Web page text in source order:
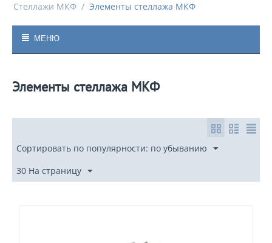
Стеллажи МКФ / Элементы стеллажа МКФ
МЕНЮ
Элементы стеллажа МКФ
Сортировать по популярности: по убыванию
30 На страницу